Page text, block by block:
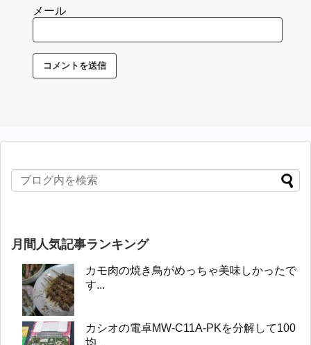
メール
月間人気記事ランキング
カモ肉の焼き鳥がめっちゃ美味しかったで
す...
カシオの電卓MW-C11A-PKを分解して100
均...